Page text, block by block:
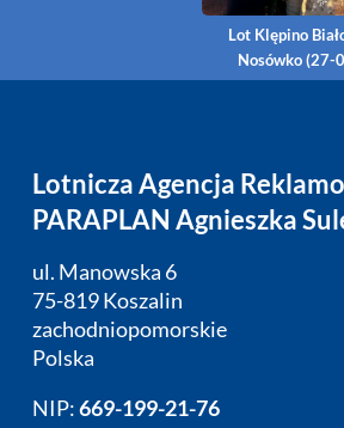
Lot Klępino
Nosówko (27-
Lotnicza Agencja
PARAPLAN Agnieszka
ul. Manowska 6
75-819 Koszalin
zachodniopomorskie
Polska
NIP:669-199-21-76